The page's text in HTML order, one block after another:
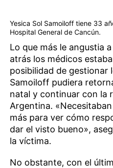
Yesica Sol Samoiloff tiene 33
Hospital General de Cancún.
Lo que más le angustia
atrás los médicos
posibilidad de gestionar
Samoiloff pudiera
natal y continuar con la
Argentina.
más para ver cómo
dar el visto bueno»,
la víctima.
No obstante, con el